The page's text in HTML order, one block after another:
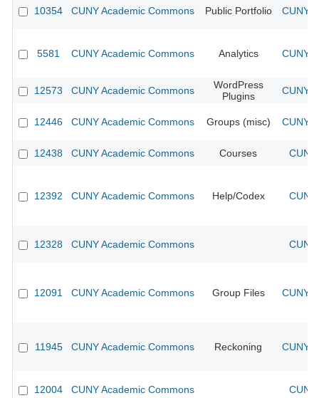
10354 CUNY Academic Commons Public Portfolio CUNY
5581 CUNY Academic Commons Analytics CUNY
12573 CUNY Academic Commons
WordPress
Plugins
CUNY
12446 CUNY Academic Commons Groups (misc) CUNY
12438 CUNY Academic Commons Courses
12392 CUNY Academic Commons Help/Codex
12328 CUNY Academic Commons
12091 CUNY Academic Commons Group Files CUNY
11945 CUNY Academic Commons Reckoning CUNY
12004 CUNY Academic Commons